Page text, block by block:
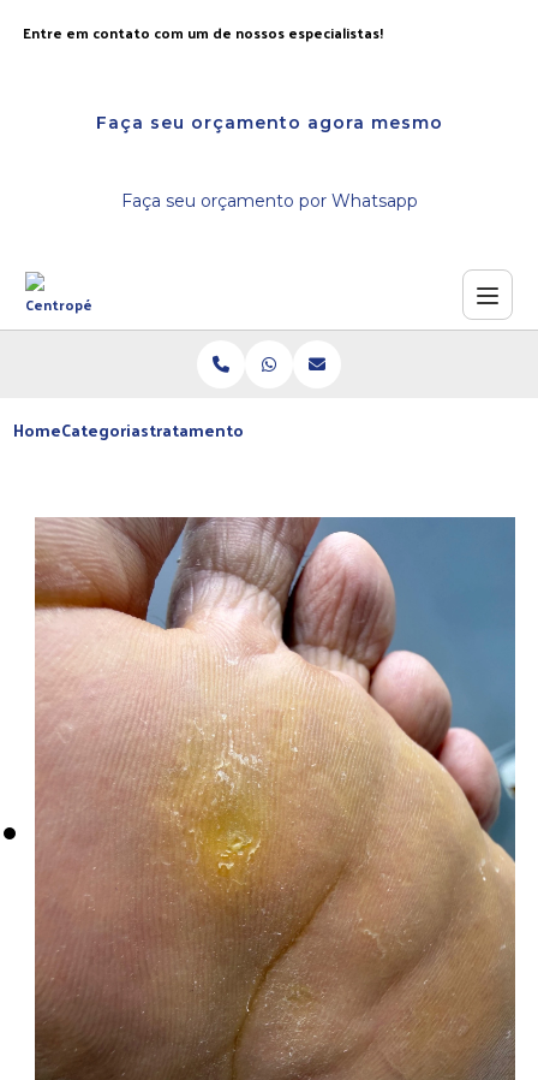
Entre em contato com um de nossos especialistas!
Faça seu orçamento agora mesmo
Faça seu orçamento por Whatsapp
HomeCategoriastratamento calos nucleo